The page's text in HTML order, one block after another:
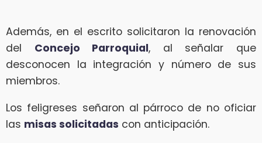
Además, en el escrito solicitaron la renovación
del Concejo Parroquial, al señalar que
desconocen la integración y número de sus
miembros.
Los feligreses señaron al párroco de no oficiar
las misas solicitadas con anticipación.